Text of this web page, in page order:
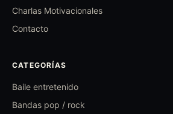
Charlas Motivacionales
Contacto
CATEGORÍAS
Baile entretenido
Bandas pop / rock